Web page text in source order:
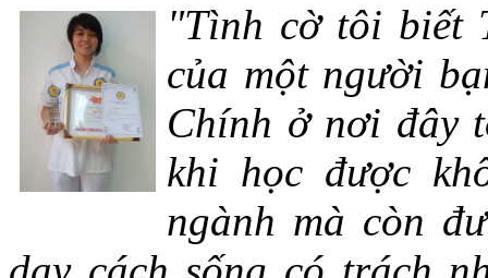
"Tình cờ tôi biết
của một người
Chính ở nơi đây
khi học được
ngành mà còn